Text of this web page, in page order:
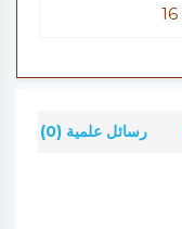
رسائل علمية (0)